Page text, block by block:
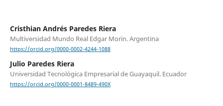
Cristhian Andrés Paredes Riera
Multiversidad Mundo Real Edgar Morin. Argentina
https://orcid.org/0000-0002-4244-1088
Julio Paredes Riera
Universidad Tecnológica Empresarial de Guayaquil. Ecuador
https://orcid.org/0000-0001-8489-490X